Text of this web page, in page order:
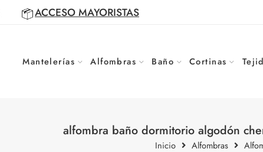
ACCESO MAYORISTAS
Mantelerías Alfombras Baño Cortinas
alfombra baño dormitorio algodón
Inicio Alfombras